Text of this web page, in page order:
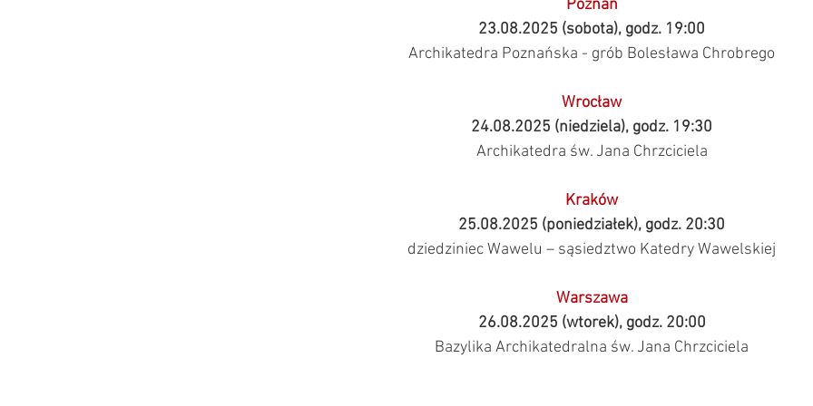
Poznań
23.08.2025 (sobota), godz. 19:00
Archikatedra Poznańska - grób Bolesława Chrobrego
Wrocław
24.08.2025 (niedziela), godz. 19:30
Archikatedra św. Jana Chrzciciela
Kraków
25.08.2025 (poniedziałek), godz. 20:30
dziedziniec Wawelu – sąsiedztwo Katedry Wawelskiej
Warszawa
26.08.2025 (wtorek), godz. 20:00
Bazylika Archikatedralna św. Jana Chrzciciela